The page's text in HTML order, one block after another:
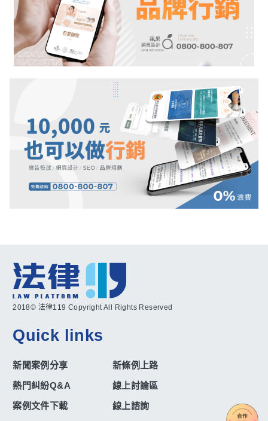
2018© 法律119 Copyright All Rights Reserved
Quick links
新聞案例分享
新條例上路
熱門糾紛Q&A
線上討論區
案例文件下載
線上諮詢